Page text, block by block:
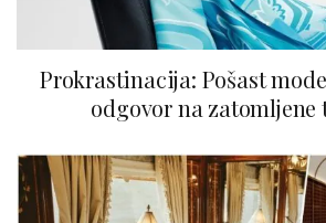
Prokrastinacija: Pošast
odgovor na zatomljene